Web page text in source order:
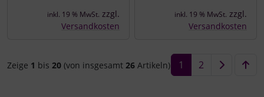
inkl. 19 % MwSt. zzgl.
Versandkosten
inkl. 19 % MwSt. zzgl.
Versandkosten
Zeige 1 bis 20 (von insgesamt 26 Artikeln) 1 2